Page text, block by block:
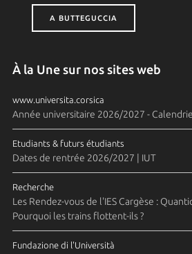
A BUTTEGUCCIA
À la Une sur nos sites web
www.universita.corsica
Année universitaire 2026/2027 -
Etudiants & futurs étudiants
Dates de rentrée 2026/2027 | IUT
Recherche
Les Rendez-vous de l'IES Cargèse :
Pourquoi les trains flottent-ils ?
Fundazione di l'Università